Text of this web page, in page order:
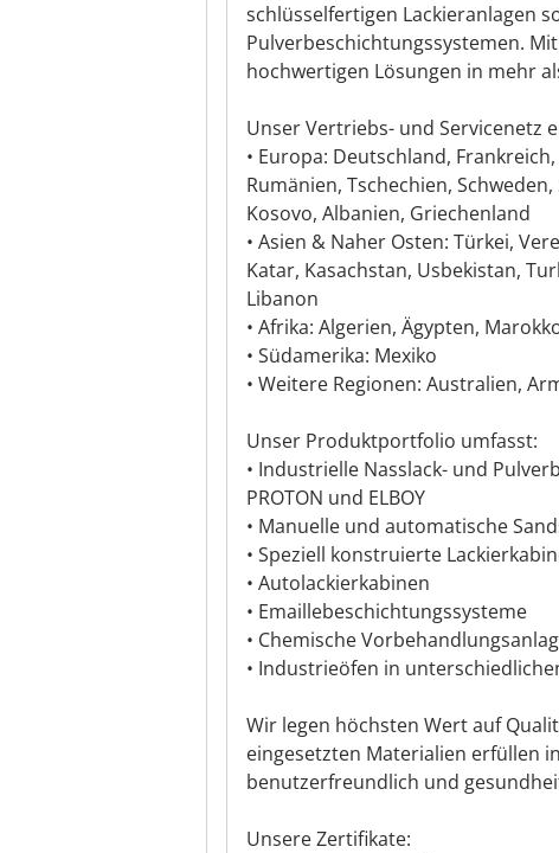
schlüsselfertigen Lackieranlagen
Pulverbeschichtungssystemen.
hochwertigen Lösungen in mehr
Unser Vertriebs- und Servicenetz
• Europa: Deutschland,
Rumänien, Tschechien,
Kosovo, Albanien, Griechenland
• Asien & Naher Osten: Türkei,
Katar, Kasachstan, Usbekistan,
Libanon
• Afrika: Algerien, Ägypten,
• Südamerika: Mexiko
• Weitere Regionen: Australien,
Unser Produktportfolio umfasst:
• Industrielle Nasslack- und
PROTON und ELBOY
• Manuelle und automatische
• Speziell konstruierte
• Autolackierkabinen
• Emaillebeschichtungssysteme
• Chemische
• Industrieöfen in
Wir legen höchsten Wert auf
eingesetzten Materialien erfüllen
benutzerfreundlich und
Unsere Zertifikate: